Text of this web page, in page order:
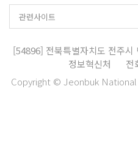
[54896] 전북특별자치도 전주
정보혁신처
전
Copyright © Jeonbuk